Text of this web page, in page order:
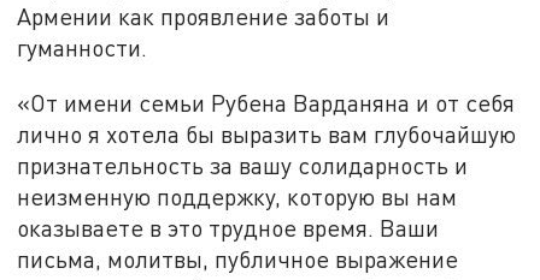
Армении как проявление заботы и
гуманности.
«От имени семьи Рубена Варданяна и от себя
лично я хотела бы выразить вам глубочайшую
признательность за вашу солидарность и
неизменную поддержку, которую вы нам
оказываете в это трудное время. Ваши
письма, молитвы, публичное выражение